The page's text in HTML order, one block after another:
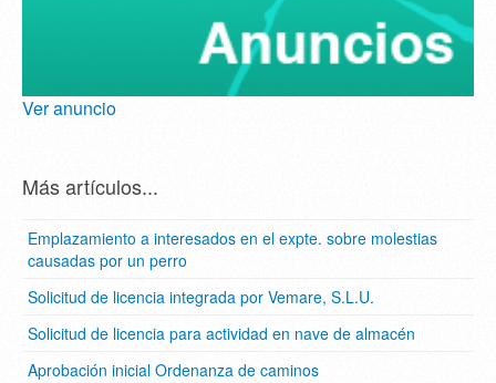
Ver anuncio
Más artículos...
Emplazamiento a interesados en el expte. sobre molestias
causadas por un perro
Solicitud de licencia integrada por Vemare, S.L.U.
Solicitud de licencia para actividad en nave de almacén
Aprobación inicial Ordenanza de caminos